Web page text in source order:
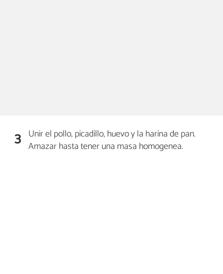
3 Unir el pollo, picadillo, huevo y la harina de pan.
Amazar hasta tener una masa homogenea.